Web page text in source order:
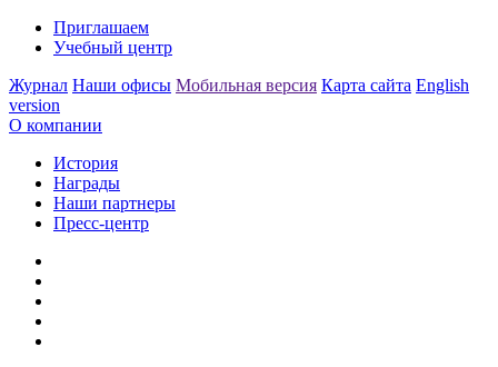
Приглашаем
Учебный центр
Журнал Наши офисы Мобильная версия Карта сайта English
version
О компании
История
Награды
Наши партнеры
Пресс-центр